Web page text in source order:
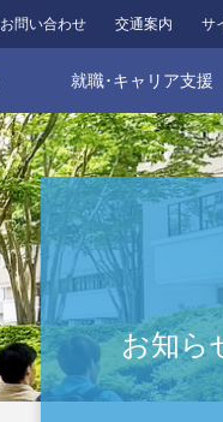
お問い合わせ 交通案内 サ
検索
就職･キャリア支援
お知ら